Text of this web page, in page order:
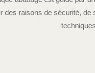
des raisons de sécurité, de